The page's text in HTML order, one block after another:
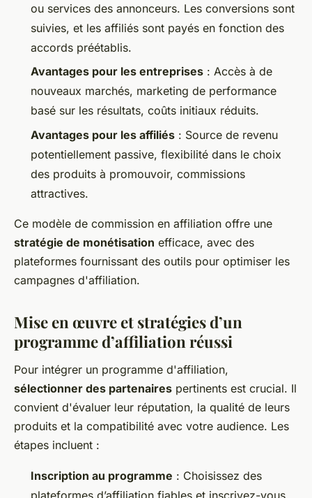
ou services des annonceurs. Les conversions sont
suivies, et les affiliés sont payés en fonction des
accords préétablis.
Avantages pour les entreprises : Accès à de
nouveaux marchés, marketing de performance
basé sur les résultats, coûts initiaux réduits.
Avantages pour les affiliés : Source de revenu
potentiellement passive, flexibilité dans le choix
des produits à promouvoir, commissions
attractives.
Ce modèle de commission en affiliation offre une
stratégie de monétisation efficace, avec des
plateformes fournissant des outils pour optimiser les
campagnes d'affiliation.
Mise en œuvre et stratégies d’un
programme d’affiliation réussi
Pour intégrer un programme d'affiliation,
sélectionner des partenaires pertinents est crucial. Il
convient d'évaluer leur réputation, la qualité de leurs
produits et la compatibilité avec votre audience. Les
étapes incluent :
Inscription au programme : Choisissez des
plateformes d’affiliation fiables et inscrivez-vous